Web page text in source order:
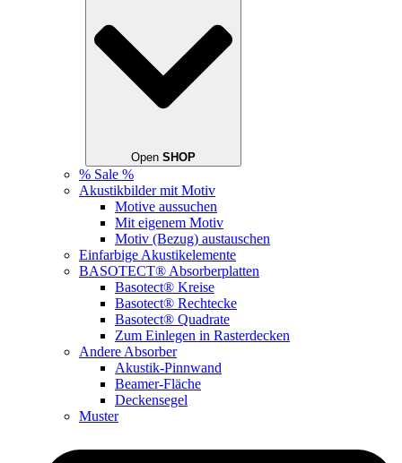
Open SHOP
% Sale %
Akustikbilder mit Motiv
Motive aussuchen
Mit eigenem Motiv
Motiv (Bezug) austauschen
Einfarbige Akustikelemente
BASOTECT® Absorberplatten
Basotect® Kreise
Basotect® Rechtecke
Basotect® Quadrate
Zum Einlegen in Rasterdecken
Andere Absorber
Akustik-Pinnwand
Beamer-Fläche
Deckensegel
Muster